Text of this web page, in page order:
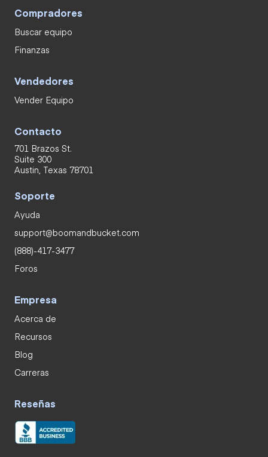
Compradores
Buscar equipo
Finanzas
Vendedores
Vender Equipo
Contacto
701 Brazos St.
Suite 300
Austin, Texas 78701
Soporte
Ayuda
support@boomandbucket.com
(888)-417-3477
Foros
Empresa
Acerca de
Recursos
Blog
Carreras
Reseñas